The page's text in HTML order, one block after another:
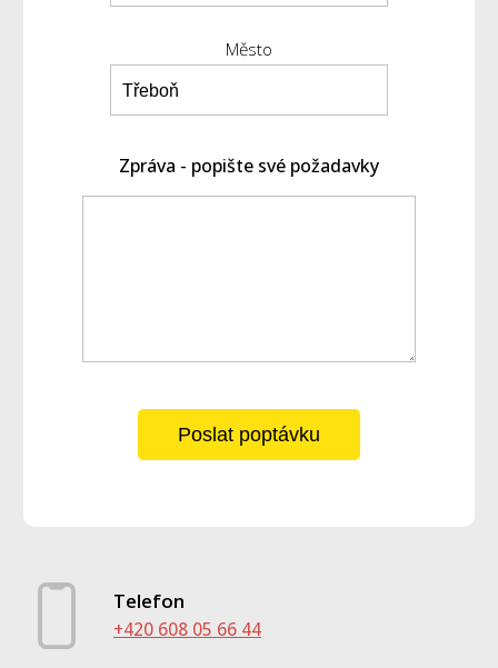
Město
Zpráva - popište své požadavky
Poslat poptávku
Telefon
+420 608 05 66 44